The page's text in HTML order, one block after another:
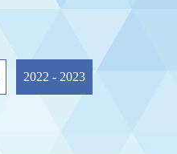
2022 - 2023